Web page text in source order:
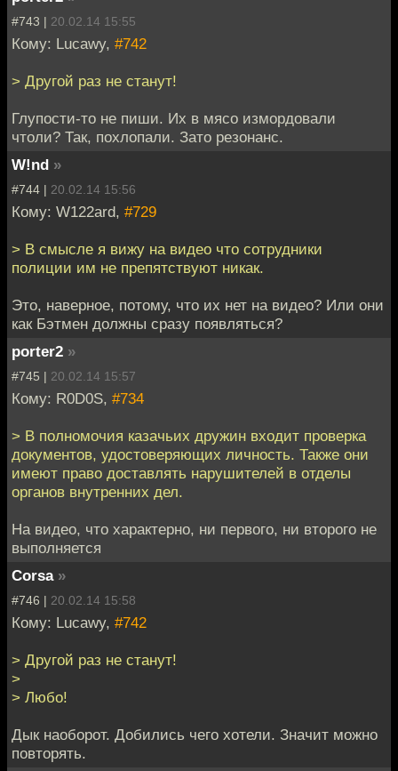
#743 | 20.02.14 15:55
Кому: Lucawy, #742
> Другой раз не станут!
Глупости-то не пиши. Их в мясо измордовали
чтоли? Так, похлопали. Зато резонанс.
W!nd »
#744 | 20.02.14 15:56
Кому: W122ard, #729
> В смысле я вижу на видео что сотрудники
полиции им не препятствуют никак.
Это, наверное, потому, что их нет на видео? Или они
как Бэтмен должны сразу появляться?
porter2 »
#745 | 20.02.14 15:57
Кому: R0D0S, #734
> В полномочия казачьих дружин входит проверка
документов, удостоверяющих личность. Также они
имеют право доставлять нарушителей в отделы
органов внутренних дел.
На видео, что характерно, ни первого, ни второго не
выполняется
Corsa »
#746 | 20.02.14 15:58
Кому: Lucawy, #742
> Другой раз не станут!
>
> Любо!
Дык наоборот. Добились чего хотели. Значит можно
повторять.